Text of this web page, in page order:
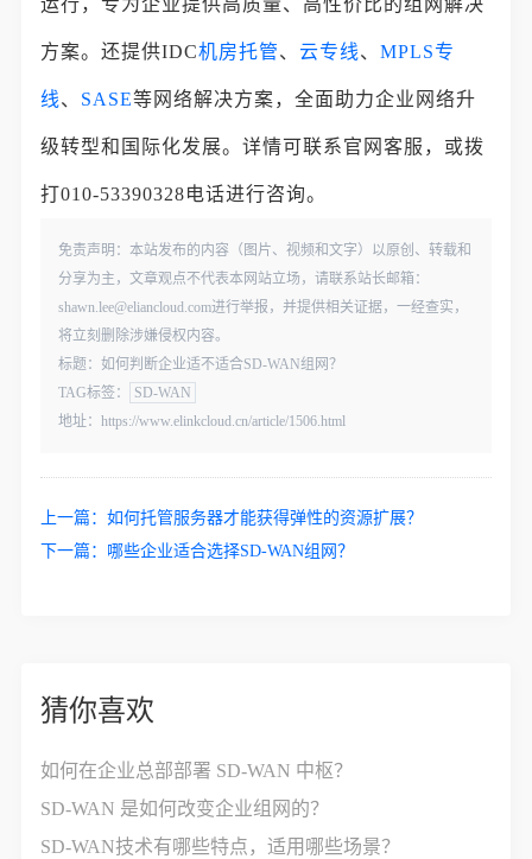
运行，专为企业提供高质量、高性价比的组网解决
方案。还提供IDC机房托管、云专线、MPLS专
线、 SASE等网络解决方案，全面助力企业网络升
级转型和国际化发展。详情可联系官网客服，或拨
打010-53390328电话进行咨询。
免责声明：本站发布的内容（图片、视频和文字）以原创、转载和
分享为主，文章观点不代表本网站立场，请联系站长邮箱：
shawn.lee@eliancloud.com进行举报，并提供相关证据，一经查实，
将立刻删除涉嫌侵权内容。
标题：如何判断企业适不适合SD-WAN组网？
TAG标签：
SD-WAN
地址：https://www.elinkcloud.cn/article/1506.html
上一篇：如何托管服务器才能获得弹性的资源扩展？
下一篇： 哪些企业适合选择SD-WAN组网？
猜你喜欢
如何在企业总部部署 SD-WAN 中枢？
SD-WAN 是如何改变企业组网的？
SD-WAN技术有哪些特点，适用哪些场景？